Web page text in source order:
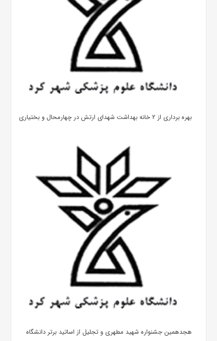
بهره ‌برداری از ۲ خانه بهداشت شهدای ارتش در چهارمحال و بختیاری
هجدهمین جشنواره شهید مطهری و تجلیل از اساتید برتر دانشگاه